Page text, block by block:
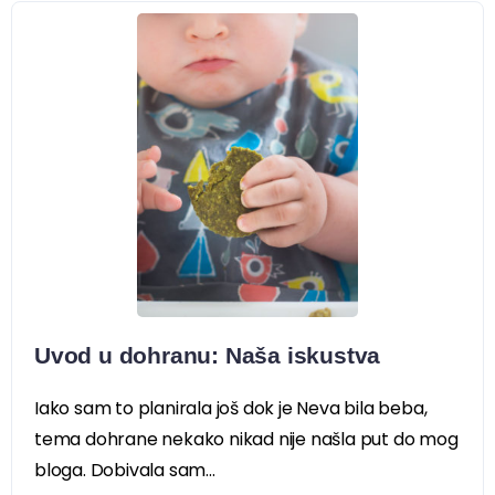
Uvod u dohranu: Naša iskustva
Iako sam to planirala još dok je Neva bila beba,
tema dohrane nekako nikad nije našla put do mog
bloga. Dobivala sam...